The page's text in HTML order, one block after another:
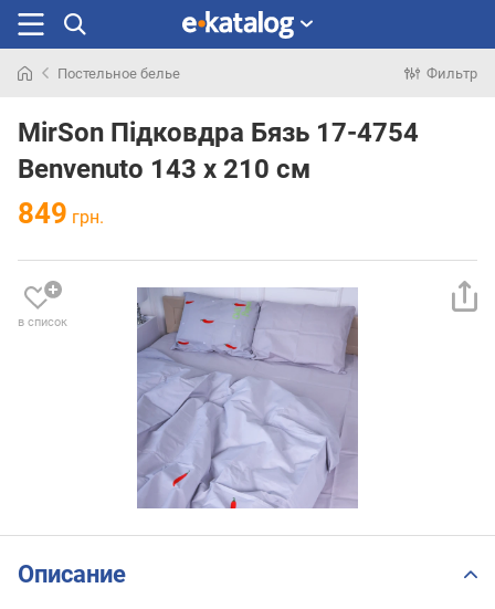
раньше
Постельное белье Фильтр
MirSon Підковдра Бязь 17-4754
Benvenuto 143 x 210 см
849 грн.
в список
Описание